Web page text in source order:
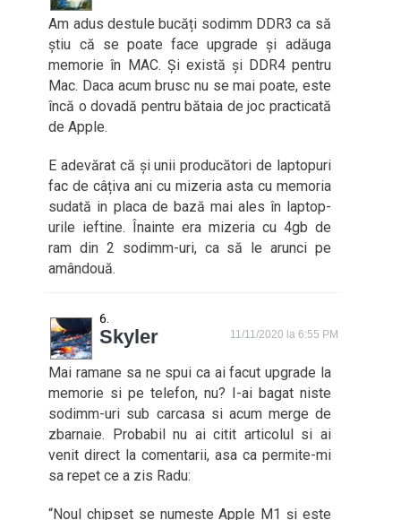
Am adus destule bucăți sodimm DDR3 ca să
știu că se poate face upgrade și adăuga
memorie în MAC. Și există și DDR4 pentru
Mac. Daca acum brusc nu se mai poate, este
încă o dovadă pentru bătaia de joc practicată
de Apple.
E adevărat că și unii producători de laptopuri
fac de câțiva ani cu mizeria asta cu memoria
sudată in placa de bază mai ales în laptop-
urile ieftine. Înainte era mizeria cu 4gb de
ram din 2 sodimm-uri, ca să le arunci pe
amândouă.
Skyler 11/11/2020 la 6:55 PM
Mai ramane sa ne spui ca ai facut upgrade la
memorie si pe telefon, nu? I-ai bagat niste
sodimm-uri sub carcasa si acum merge de
zbarnaie. Probabil nu ai citit articolul si ai
venit direct la comentarii, asa ca permite-mi
sa repet ce a zis Radu:
“Noul chipset se numește Apple M1 și este